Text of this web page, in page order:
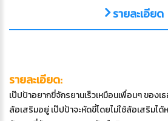
รายละเอียด
รายละเอียด:
เป๊ปป้าอยากขี่จักรยานเร็วเหมือนเพื่อนๆ ของ
ล้อเสริมอยู่ เป๊ปป้าจะหัดขี่โดยไม่ใช้ล้อเสริมได้